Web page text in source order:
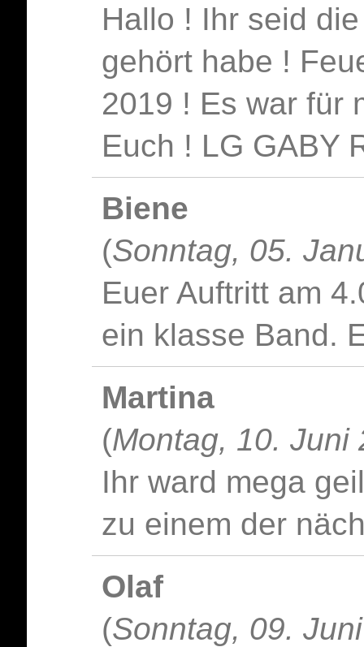
Hallo ! Ihr seid
gehört habe !
2019 ! Es war für
Euch ! LG GABY
Biene
(Sonntag, 05.
Euer Auftritt am
ein klasse Band.
Martina
(Montag, 10. Juni
Ihr ward mega
zu einem der
Olaf
(Sonntag, 09.